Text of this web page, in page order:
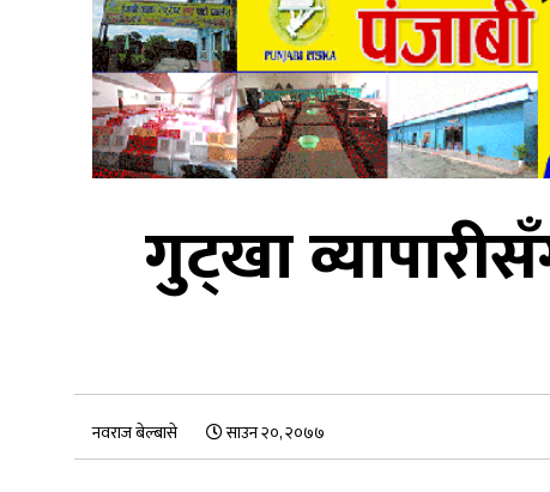
गुट्खा
नवराज बेल्बासे साउन २०, २०७७